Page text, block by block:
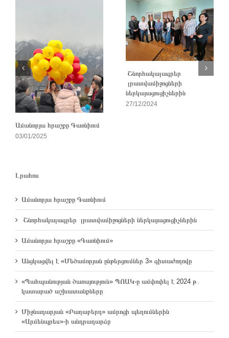
Ամանորյա հրաշքը Գառնիում
03/01/2025
Շնորհակալագրեր
լրատվամիջոցների
ներկայացուցիչներին
27/12/2024
Լրահոս
Ամանորյա հրաշքը Գառնիում
Շնորհակալագրեր լրատվամիջոցների ներկայացուցիչներին
Ամանորյա հրաշքը «Գառնիում»
Անցկացվել է «Մեծամորյան ընթերցումներ 3» գիտաժողովը
«Պահպանության ծառայություն» ՊՈԱԿ-ը ամփոփել է 2024 թ․
կատարած աշխատանքները
Միջնադարյան «Բաղաբերդ» ամրոցի պեղումներին
«Արմենպրես»-ի անդրադարձը